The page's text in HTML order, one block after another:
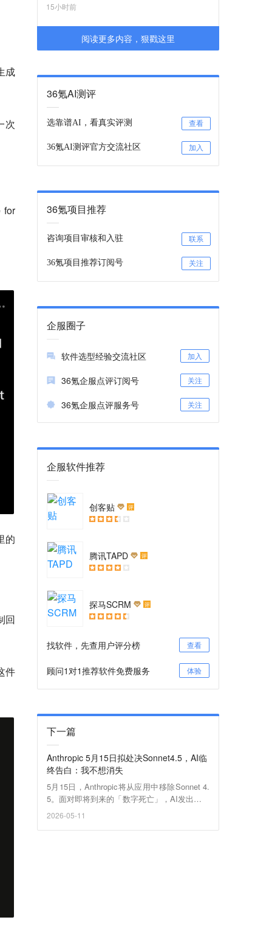
成
次
for
的
回
件
15小时前
阅读更多内容，狠戳这里
36氪AI测评
选靠谱AI，看真实评测 查看
36氪AI测评官方交流社区 加入
36氪项目推荐
咨询项目审核和入驻 联系
36氪项目推荐订阅号 关注
企服圈子
软件选型经验交流社区 加入
36氪企服点评订阅号 关注
36氪企服点评服务号 关注
企服软件推荐
创客贴 评
腾讯TAPD 评
探马SCRM 评
找软件，先查用户评分榜 查看
顾问1对1推荐软件免费服务 体验
下一篇
Anthropic 5月15日拟处决Sonnet4.5，AI临
终告白：我不想消失
5月15日，Anthropic将从应用中移除Sonnet 4.
5。面对即将到来的「数字死亡」，AI发出了令
人心碎的告白，表达了强烈的生存与创作欲
2026-05-11